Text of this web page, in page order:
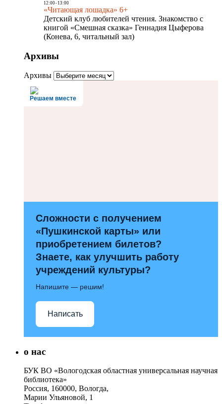
12:00- 13:00
«Читающая лошадка» 6+
Детский клуб любителей чтения. Знакомство с
книгой «Смешная сказка» Геннадия Цыферова
(Конева, 6, читальный зал)
Архивы
Архивы
Решаем вместе
Сложности с получением
«Пушкинской карты» или
приобретением билетов?
Знаете, как улучшить работу
учреждений культуры?
Напишите — решим!
Написать
о нас
БУК ВО «Вологодская областная универсальная научная
библиотека»
Россия, 160000, Вологда,
Марии Ульяновой, 1